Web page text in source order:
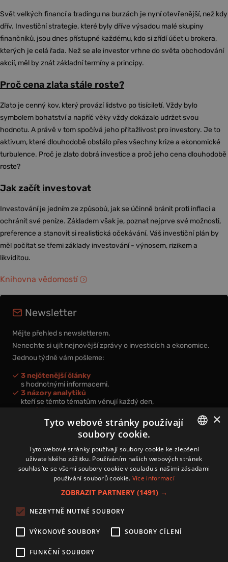
Svět velkých financí a tradingu na burzách je nyní otevřenější, než kdy
dřív. Investiční strategie, které byly dříve výsadou malé skupiny
finančníků, jsou dnes přístupné každému, kdo si zřídí účet u brokera,
kterých je celá řada. Než se ale investor vrhne do světa obchodování
akcií, měl by znát základní termíny a principy.
Proč cena zlata stále roste?
Zlato je cenný kov, který provází lidstvo po tisíciletí. Vždy bylo
symbolem bohatství a napříč věky vždy dokázalo udržet svou
hodnotu. A právě v tom spočívá jeho přitažlivost pro investory. Je to
aktivum, které dlouhodobě obstálo přes všechny krize a ekonomické
turbulence. Proč je zlato dobrá investice a proč jeho cena dlouhodobě
roste?
Jak začít investovat
Investování je jedním ze způsobů, jak se účinně bránit proti inflaci a
ochránit své peníze. Základem však je, poznat nejprve své možnosti,
preference a stanovit si realistická očekávání. Váš investiční plán by
měl počítat se třemi základy investování - výnosem, rizikem a
likviditou.
Knihovna vědomostí
Newsletter
Mějte přehled s newsletterem.
Nenechte si ujít nejnovější zprávy o investicích a ekonomice.
Jednou týdně vám pošleme:
3 nejčtenější články
s hodnotnými informacemi,
3 názory analytiků
kteří se těmto tématům věnují každý den,
nová videa a podcasty
k prohloubení vašich znalostí.
Přihlášením k newsletteru vyjadřujete svůj souhlas spodmínkami
zpracování osobních údajů.
Zásady používání souborů cookies
Autoři
Nastavení cookies
CZECH
×
Tyto webové stránky používají
soubory cookie.
Tyto webové stránky používají soubory cookie ke zlepšení
uživatelského zážitku. Používáním našich webových stránek
souhlasíte se všemi soubory cookie v souladu s našimi zásadami
používání souborů cookie. Více informací
ZOBRAZIT PARTNERY (1491) →
NEZBYTNĚ NUTNÉ SOUBORY
VÝKONOVÉ SOUBORY SOUBORY CÍLENÍ
FUNKČNÍ SOUBORY